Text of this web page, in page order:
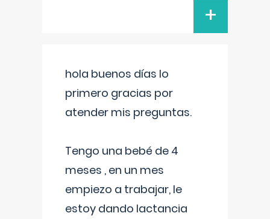
+
hola buenos días lo
primero gracias por
atender mis preguntas.
Tengo una bebé de 4
meses , en un mes
empiezo a trabajar, le
estoy dando lactancia